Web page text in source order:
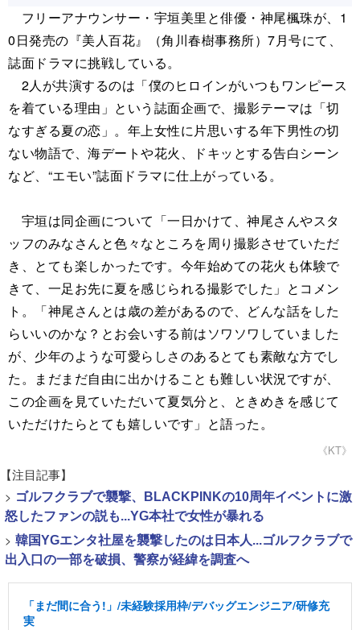
フリーアナウンサー・宇垣美⾥と俳優・神尾楓珠が、1
0日発売の『美⼈百花』（角川春樹事務所）7⽉号にて、
誌面ドラマに挑戦している。
2人が共演するのは「僕のヒロインがいつもワンピース
を着ている理由」という誌面企画で、撮影テーマは「切
なすぎる夏の恋」。年上女性に片思いする年下男性の切
ない物語で、海デートや花⽕、ドキッとする告⽩シーン
など、“エモい”誌⾯ドラマに仕上がっている。
宇垣は同企画について「一日かけて、神尾さんやスタ
ッフのみなさんと色々なところを周り撮影させていただ
き、とても楽しかったです。今年始めての花火も体験で
きて、一足お先に夏を感じられる撮影でした」とコメン
ト。「神尾さんとは歳の差があるので、どんな話をした
らいいのかな？とお会いする前はソワソワしていました
が、少年のような可愛らしさのあるとても素敵な方でし
た。まだまだ自由に出かけることも難しい状況ですが、
この企画を見ていただいて夏気分と、ときめきを感じて
いただけたらとても嬉しいです」と語った。
《KT》
【注目記事】
> ゴルフクラブで襲撃、BLACKPINKの10周年イベントに激
怒したファンの説も...YG本社で女性が暴れる
> 韓国YGエンタ社屋を襲撃したのは日本人...ゴルフクラブで
出入口の一部を破損、警察が経緯を調査へ
「まだ間に合う!」/未経験採用枠/デバッグエンジニア/研修充
実